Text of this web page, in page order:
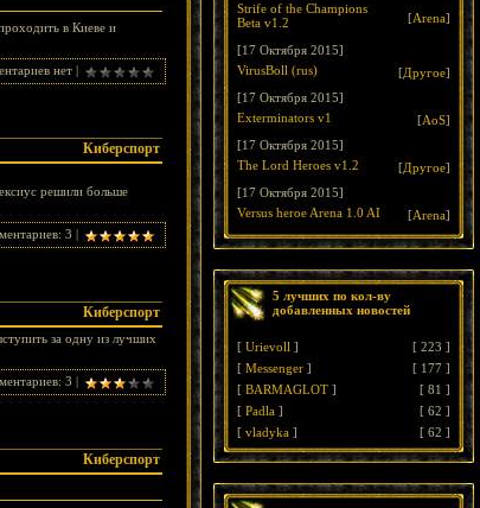
в Киеве и
нет |
Киберспорт
решили больше
3 |
Киберспорт
за одну из лучших
3 |
Киберспорт
Strife of the Champions
Beta v1.2
[Arena]
[17 Октября 2015]
VirusBoll (rus)
[Другое]
[17 Октября 2015]
Exterminators v1
[AoS]
[17 Октября 2015]
The Lord Heroes v1.2
[Другое]
[17 Октября 2015]
Versus heroe Arena 1.0 AI
[Arena]
5 лучших по кол-ву
добавленных новостей
[ Urievoll ] [ 223 ]
[ Messenger ] [ 177 ]
[ BARMAGLOT ] [ 81 ]
[ Padla ] [ 62 ]
[ vladyka ] [ 62 ]